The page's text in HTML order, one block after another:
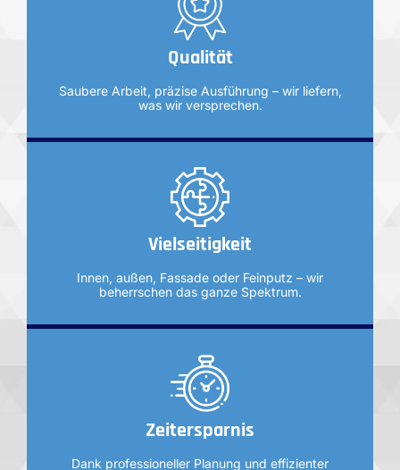
Qualität
Saubere Arbeit, präzise Ausführung – wir liefern,
was wir versprechen.
Vielseitigkeit
Innen, außen, Fassade oder Feinputz – wir
beherrschen das ganze Spektrum.
Zeitersparnis
Dank professioneller Planung und effizienter